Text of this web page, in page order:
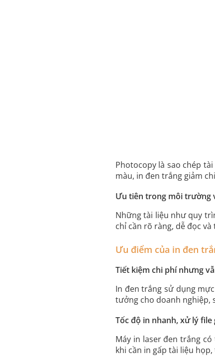
Photocopy là sao chép
màu, in đen trắng giảm
Ưu tiên trong môi trường
Những tài liệu như quy
chỉ cần rõ ràng, dễ đọc
Ưu điểm của in đen
Tiết kiệm chi phí nhưng
In đen trắng sử dụng
tưởng cho doanh nghiệp,
Tốc độ in nhanh, xử lý file
Máy in laser đen trắng
khi cần in gấp tài liệu